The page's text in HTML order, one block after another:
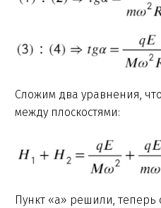
Сложим два уравнения,
между плоскостями:
Пункт «а» решили, теперь